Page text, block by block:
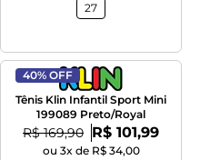
27
40% OFF
Tênis Klin Infantil Sport Mini
199089 Preto/Royal
De:
R$ 169,90 Por:
R$ 101,99
ou 3x de R$ 34,00